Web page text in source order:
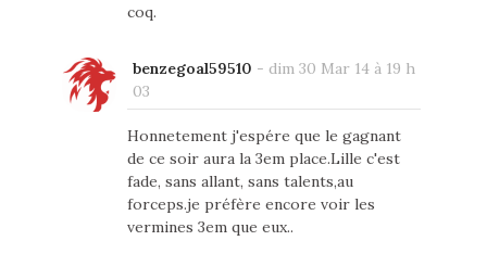
coq.
benzegoal59510 - dim 30 Mar 14 à 19 h
03
Honnetement j'espére que le gagnant
de ce soir aura la 3em place.Lille c'est
fade, sans allant, sans talents,au
forceps.je préfère encore voir les
vermines 3em que eux..